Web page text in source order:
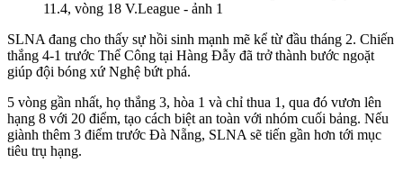
SLNA đang cho thấy sự hồi sinh mạnh mẽ kể từ đầu tháng 2. Chiến
thắng 4-1 trước Thể Công tại Hàng Đẫy đã trở thành bước ngoặt
giúp đội bóng xứ Nghệ bứt phá.
5 vòng gần nhất, họ thắng 3, hòa 1 và chỉ thua 1, qua đó vươn lên
hạng 8 với 20 điểm, tạo cách biệt an toàn với nhóm cuối bảng. Nếu
giành thêm 3 điểm trước Đà Nẵng, SLNA sẽ tiến gần hơn tới mục
tiêu trụ hạng.